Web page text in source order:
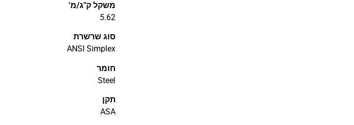
משקל ק"ג/מ'
5.62
סוג שרשרת
ANSI Simplex
חומר
Steel
תקן
ASA